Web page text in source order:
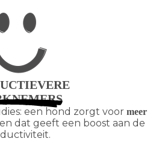
een hond zorgt voor meer
dat geeft een boost aan de